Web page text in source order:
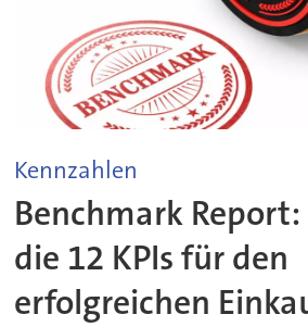
Kennzahlen
Benchmark Report:
die 12 KPIs für den
erfolgreichen